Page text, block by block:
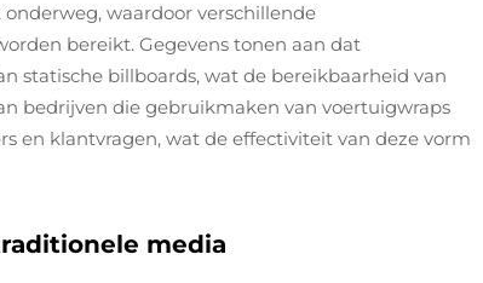
waardoor verschillende
bereikt. Gegevens tonen aan dat
statische billboards, wat de bereikbaarheid van
bedrijven die gebruikmaken van voertuigwraps
en klantvragen, wat de effectiviteit van deze vorm
media